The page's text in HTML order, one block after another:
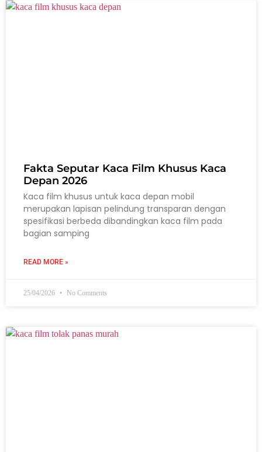
Fakta Seputar Kaca Film Khusus Kaca
Depan 2026
Kaca film khusus untuk kaca depan mobil
merupakan lapisan pelindung transparan dengan
spesifikasi berbeda dibandingkan kaca film pada
bagian samping
READ MORE »
25/04/2026 No Comments